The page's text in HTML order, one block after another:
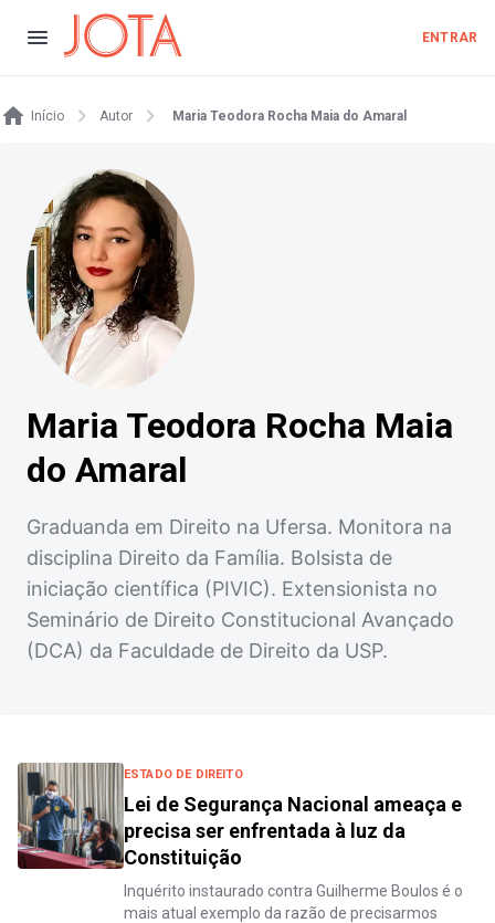
ENTRAR
Início Autor Maria Teodora Rocha Maia do Amaral
Maria Teodora Rocha Maia
do Amaral
Graduanda em Direito na Ufersa. Monitora na
disciplina Direito da Família. Bolsista de
iniciação científica (PIVIC). Extensionista no
Seminário de Direito Constitucional Avançado
(DCA) da Faculdade de Direito da USP.
ESTADO DE DIREITO
Lei de Segurança Nacional ameaça e
precisa ser enfrentada à luz da
Constituição
Inquérito instaurado contra Guilherme Boulos é o
mais atual exemplo da razão de precisarmos